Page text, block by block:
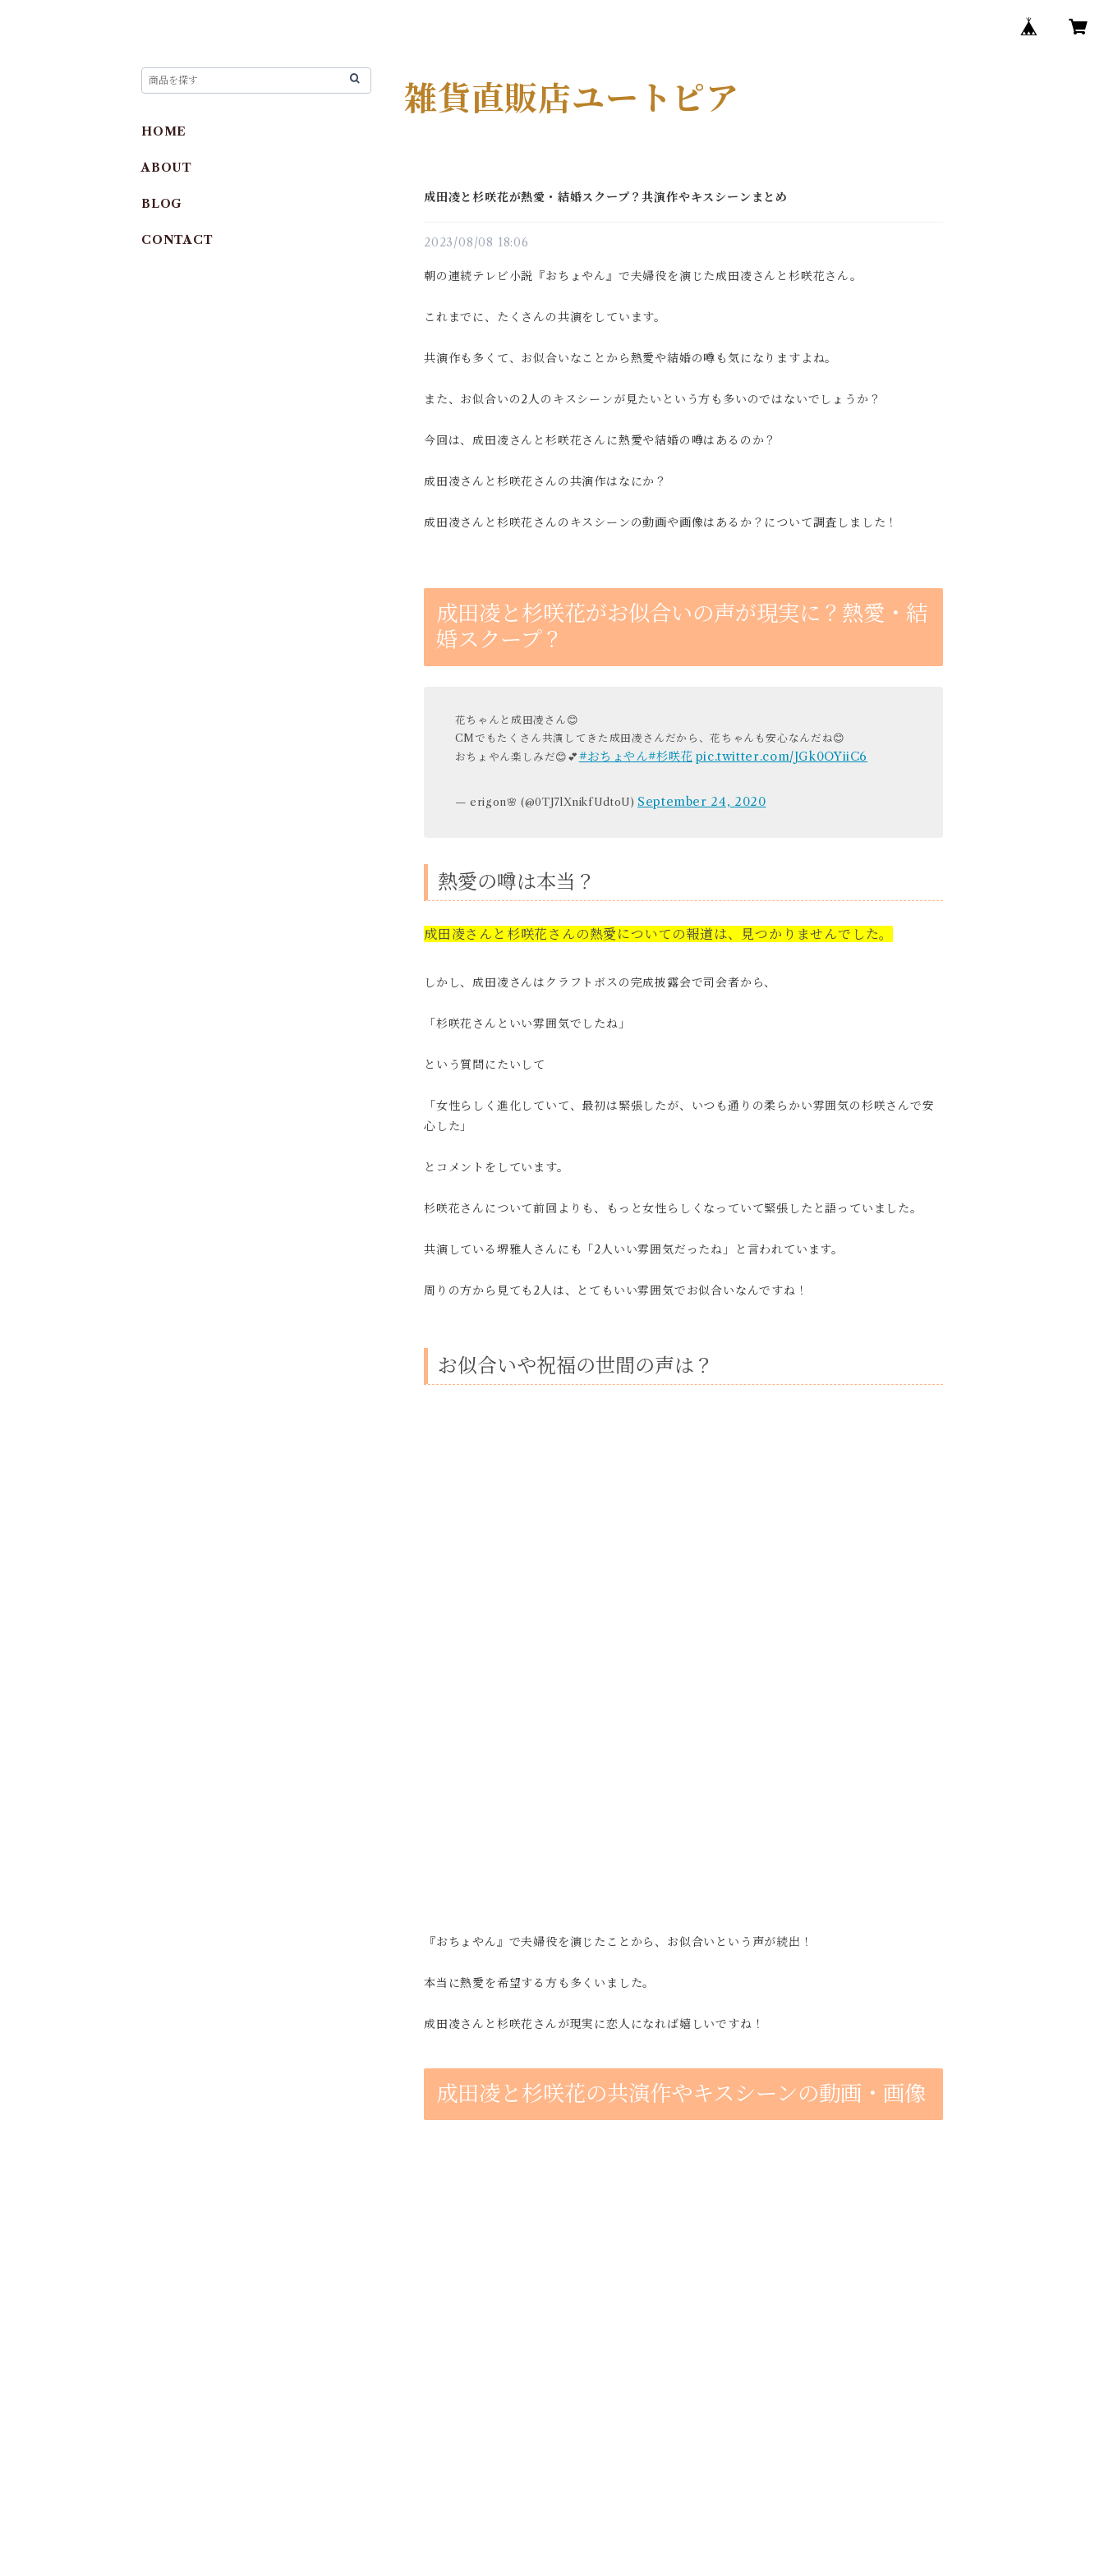
雑貨直販店ユートピア
成田凌と杉咲花が熱愛・結婚スクープ？共演作やキスシーンまとめ
2023/08/08 18:06
朝の連続テレビ小説『おちょやん』で夫婦役を演じた成田凌さんと杉咲花さん。
これまでに、たくさんの共演をしています。
共演作も多くて、お似合いなことから熱愛や結婚の噂も気になりますよね。
また、お似合いの2人のキスシーンが見たいという方も多いのではないでしょうか？
今回は、成田凌さんと杉咲花さんに熱愛や結婚の噂はあるのか？
成田凌さんと杉咲花さんの共演作はなにか？
成田凌さんと杉咲花さんのキスシーンの動画や画像はあるか？について調査しました！
成田凌と杉咲花がお似合いの声が現実に？熱愛・結
婚スクープ？
花ちゃんと成田凌さん😊
CMでもたくさん共演してきた成田凌さんだから、花ちゃんも安心なんだね😊
おちょやん楽しみだ😊💕 #おちょやん#杉咲花 pic.twitter.com/JGk0OYiiC6
— erigon🌸 (@0TJ7lXnikfUdtoU) September 24, 2020
熱愛の噂は本当？
成田凌さんと杉咲花さんの熱愛についての報道は、見つかりませんでした。
しかし、成田凌さんはクラフトボスの完成披露会で司会者から、
「杉咲花さんといい雰囲気でしたね」
という質問にたいして
「女性らしく進化していて、最初は緊張したが、いつも通りの柔らかい雰囲気の杉咲さんで安
心した」
とコメントをしています。
杉咲花さんについて前回よりも、もっと女性らしくなっていて緊張したと語っていました。
共演している堺雅人さんにも「2人いい雰囲気だったね」と言われています。
周りの方から見ても2人は、とてもいい雰囲気でお似合いなんですね！
お似合いや祝福の世間の声は？
『おちょやん』で夫婦役を演じたことから、お似合いという声が続出！
本当に熱愛を希望する方も多くいました。
成田凌さんと杉咲花さんが現実に恋人になれば嬉しいですね！
成田凌と杉咲花の共演作やキスシーンの動画・画像
HOME
ABOUT
BLOG
CONTACT